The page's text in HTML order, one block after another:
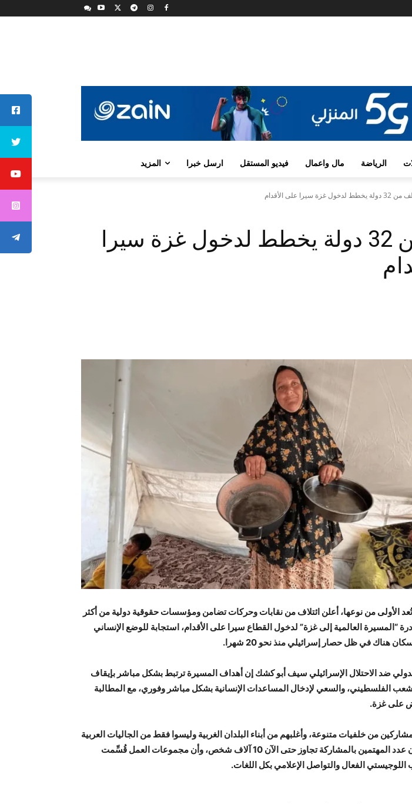
الرياضة مال واعمال فيديو المستقل ارسل خبرا المزيد
لدخول غزة سيرا على الأقدام
تحالف من 32 دولة يخطط لدخول غزة سيرا
الأولى من نوعها، أعلن ائتلاف من نقابات وحركات تضامن ومؤسسات حقوقية دولية من أكثر
مبادرة “المسيرة العالمية إلى غزة” لدخول القطاع سيرا على الأقدام، استجابة للوضع الإنساني
هناك في ظل حصار إسرائيلي منذ نحو 20 شهرا.
ضد الاحتلال الإسرائيلي سيف أبو كشك إن أهداف المسيرة ترتبط بشكل مباشر بإيقاف
الفلسطيني، والسعي لإدخال المساعدات الإنسانية بشكل مباشر وفوري، مع المطالبة
على غزة.
من خلفيات متنوعة، وأغلبهم من أبناء البلدان الغربية وليسوا فقط من الجاليات العربية
والإسلامية، لافتا إلى أن عدد المهتمين بالمشاركة تجاوز حتى الآن 10 آلاف شخص، وأن مجموعات العمل قُسِّمت
اللوجيستي الفعال والتواصل الإعلامي بكل اللغات.